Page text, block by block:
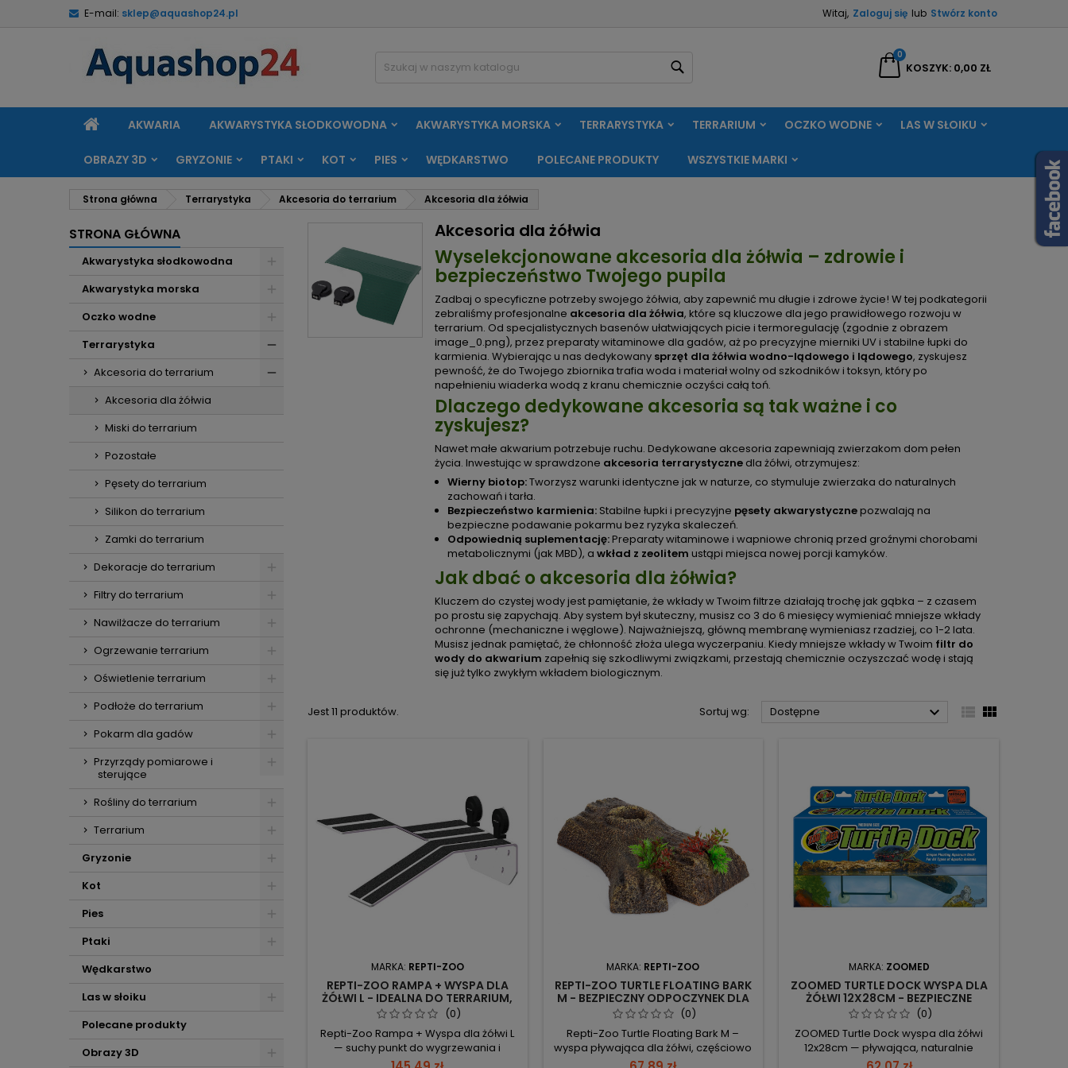
E-mail: sklep@aquashop24.pl Witaj, Zaloguj się lub Stwórz konto
KOSZYK
0
0,00 ZŁ
STRONAAKWARIA AKWARYSTYKA SŁODKOWODNA AKWARYSTYKA MORSKA TERRARYSTYKA TERRARIUM OCZKO WODNE LAS W SŁOIKU
OBRAZY 3D GRYZONIE PTAKI KOT PIES WĘDKARSTWO POLECANE PRODUKTY WSZYSTKIE MARKI
Strona główna Terrarystyka Akcesoria do terrarium Akcesoria dla żółwia
STRONA GŁÓWNA
Akwarystyka słodkowodna
Akwarystyka morska
Oczko wodne
Terrarystyka
Akcesoria do terrarium
Akcesoria dla żółwia
Miski do terrarium
Pozostałe
Pęsety do terrarium
Silikon do terrarium
Zamki do terrarium
Dekoracje do terrarium
Filtry do terrarium
Nawilżacze do terrarium
Ogrzewanie terrarium
Oświetlenie terrarium
Podłoże do terrarium
Pokarm dla gadów
Przyrządy pomiarowe i
sterujące
Rośliny do terrarium
Terrarium
Gryzonie
Kot
Pies
Ptaki
Wędkarstwo
Las w słoiku
Polecane produkty
Obrazy 3D
Akcesoria dla żółwia
Wyselekcjonowane akcesoria dla żółwia – zdrowie i
bezpieczeństwo Twojego pupila
Zadbaj o specyficzne potrzeby swojego żółwia, aby zapewnić mu długie i zdrowe życie! W tej podkategorii
zebraliśmy profesjonalne akcesoria dla żółwia, które są kluczowe dla jego prawidłowego rozwoju w
terrarium. Od specjalistycznych basenów ułatwiających picie i termoregulację (zgodnie z obrazem
image_0.png), przez preparaty witaminowe dla gadów, aż po precyzyjne mierniki UV i stabilne łupki do
karmienia. Wybierając u nas dedykowany sprzęt dla żółwia wodno-lądowego i lądowego, zyskujesz
pewność, że do Twojego zbiornika trafia woda i materiał wolny od szkodników i toksyn, który po
napełnieniu wiaderka wodą z kranu chemicznie oczyści całą toń.
Dlaczego dedykowane akcesoria są tak ważne i co
zyskujesz?
Nawet małe akwarium potrzebuje ruchu. Dedykowane akcesoria zapewniają zwierzakom dom pełen
życia. Inwestując w sprawdzone akcesoria terrarystyczne dla żółwi, otrzymujesz:
Wierny biotop:Tworzysz warunki identyczne jak w naturze, co stymuluje zwierzaka do naturalnych
zachowań i tarła.
Bezpieczeństwo karmienia: Stabilne łupki i precyzyjne pęsety akwarystycznepozwalają na
bezpieczne podawanie pokarmu bez ryzyka skaleczeń.
Odpowiednią suplementację:Preparaty witaminowe i wapniowe chronią przed groźnymi chorobami
metabolicznymi (jak MBD), a wkład z zeolitem ustąpi miejsca nowej porcji kamyków.
Jak dbać o akcesoria dla żółwia?
Kluczem do czystej wody jest pamiętanie, że wkłady w Twoim filtrze działają trochę jak gąbka – z czasem
po prostu się zapychają. Aby system był skuteczny, musisz co 3 do 6 miesięcy wymieniać mniejsze wkłady
ochronne (mechaniczne i węglowe). Najważniejszą, główną membranę wymieniasz rzadziej, co 1-2 lata.
Musisz jednak pamiętać, że chłonność złoża ulega wyczerpaniu. Kiedy mniejsze wkłady w Twoim filtr do
wody do akwarium zapełnią się szkodliwymi związkami, przestają chemicznie oczyszczać wodę i stają
się już tylko zwykłym wkładem biologicznym.
Jest 11 produktów. Sortuj wg: Dostępne   
MARKA: REPTI-ZOO
REPTI-ZOO RAMPA + WYSPA DLA
ŻÓŁWI L - IDEALNA DO TERRARIUM,
STABILNA, ŁATWA W MONTAŻU
(0)
Repti-Zoo Rampa + Wyspa dla żółwi L
— suchy punkt do wygrzewania i
odpoczynku; w takim miejscu zalecane
MARKA: REPTI-ZOO
REPTI-ZOO TURTLE FLOATING BARK
M - BEZPIECZNY ODPOCZYNEK DLA
ŻÓŁWI
(0)
Repti-Zoo Turtle Floating Bark M –
wyspa pływająca dla żółwi, częściowo
zanurzona platforma do odpoczynku i
MARKA: ZOOMED
ZOOMED TURTLE DOCK WYSPA DLA
ŻÓŁWI 12X28CM - BEZPIECZNE
MIEJSCE DO WYGRZEWANIA
(0)
ZOOMED Turtle Dock wyspa dla żółwi
12x28cm — pływająca, naturalnie
wyglądająca wyspa, bezpieczna i
Anuluj Utwórz listę życzeń